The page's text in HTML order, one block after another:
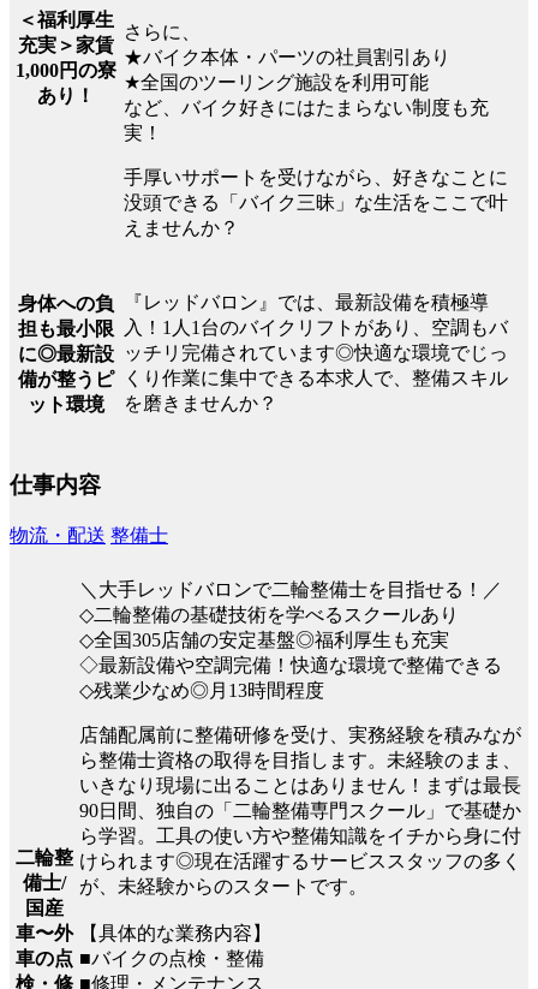
＜福利厚生
充実＞家賃
1,000円の寮
あり！
さらに、
★バイク本体・パーツの社員割引あり
★全国のツーリング施設を利用可能
など、バイク好きにはたまらない制度も充
実！
手厚いサポートを受けながら、好きなことに
没頭できる「バイク三昧」な生活をここで叶
えませんか？
身体への負
担も最小限
に◎最新設
備が整うピ
ット環境
『レッドバロン』では、最新設備を積極導
入！1人1台のバイクリフトがあり、空調もバ
ッチリ完備されています◎快適な環境でじっ
くり作業に集中できる本求人で、整備スキル
を磨きませんか？
仕事内容
物流・配送 整備士
二輪整
備士/
国産
車〜外
車の点
検・修
＼大手レッドバロンで二輪整備士を目指せる！／
◇二輪整備の基礎技術を学べるスクールあり
◇全国305店舗の安定基盤◎福利厚生も充実
◇最新設備や空調完備！快適な環境で整備できる
◇残業少なめ◎月13時間程度
店舗配属前に整備研修を受け、実務経験を積みなが
ら整備士資格の取得を目指します。未経験のまま、
いきなり現場に出ることはありません！まずは最長
90日間、独自の「二輪整備専門スクール」で基礎か
ら学習。工具の使い方や整備知識をイチから身に付
けられます◎現在活躍するサービススタッフの多く
が、未経験からのスタートです。
【具体的な業務内容】
■バイクの点検・整備
■修理・メンテナンス